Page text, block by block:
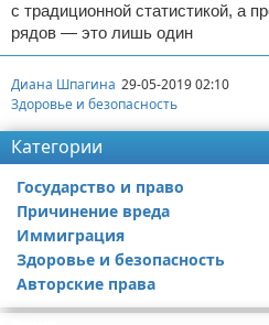
с традиционной статистикой, а
рядов — это лишь один
Диана Шпагина 29-05-2019 02:10
Здоровье и безопасность
Категории
Государство и право
Причинение вреда
Иммиграция
Здоровье и безопасность
Авторские права